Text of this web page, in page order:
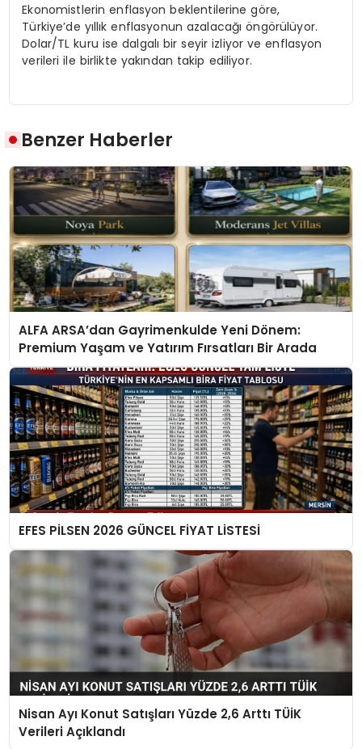
Ekonomistlerin enflasyon beklentilerine göre,
Türkiye’de yıllık enflasyonun azalacağı öngörülüyor.
Dolar/TL kuru ise dalgalı bir seyir izliyor ve enflasyon
verileri ile birlikte yakından takip ediliyor.
Benzer Haberler
ALFA ARSA’dan Gayrimenkulde Yeni Dönem:
Premium Yaşam ve Yatırım Fırsatları Bir Arada
EFES PİLSEN 2026 GÜNCEL FİYAT LİSTESİ
Nisan Ayı Konut Satışları Yüzde 2,6 Arttı TÜİK
Verileri Açıklandı